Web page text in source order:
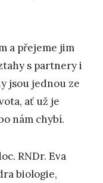
a přejeme jim
s partnery i
jsou jednou ze
ať už je
nám chybí.
RNDr. Eva
biologie,